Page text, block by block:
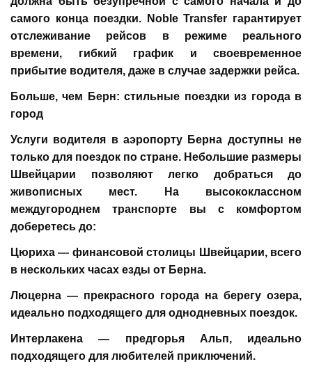
самого конца поездки. Noble Transfer гарантирует
отслеживание рейсов в режиме реального
времени, гибкий график и своевременное
прибытие водителя, даже в случае задержки рейса.
Больше, чем Берн: стильные поездки из города в
город
Услуги водителя в аэропорту Берна доступны не
только для поездок по стране. Небольшие размеры
Швейцарии позволяют легко добраться до
живописных мест. На высококлассном
междугороднем транспорте вы с комфортом
доберетесь до:
Цюриха — финансовой столицы Швейцарии, всего
в нескольких часах езды от Берна.
Люцерна — прекрасного города на берегу озера,
идеально подходящего для однодневных поездок.
Интерлакена — предгорья Альп, идеально
подходящего для любителей приключений.